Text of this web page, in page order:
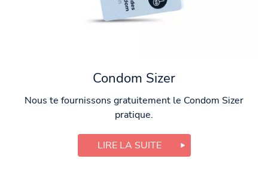
Condom Sizer
Nous te fournissons gratuitement le Condom Sizer
pratique.
LIRE LA SUITE